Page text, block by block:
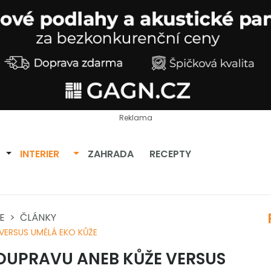
Reklama
Přepnout dropdown
INTERIER Přepnout dropdown
ZAHRADA RECEPTY
ČLÁNKY
UMĚLÁ EKO KŮŽE
ANEB KŮŽE VERSUS